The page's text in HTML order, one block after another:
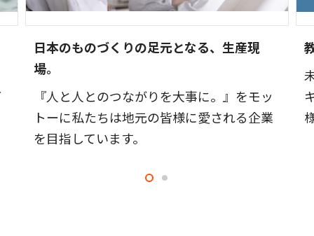
日本のものづくりの足元となる、生産現
場。
『人と人とのつながりを大事に。』をモッ
トーに私たちは地元の皆様に愛される企業
を目指しています。